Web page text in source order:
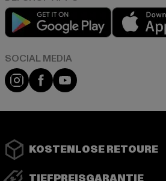
Play market
Instagram
FacebookYouTube
KOSTENLOSE RETOURE